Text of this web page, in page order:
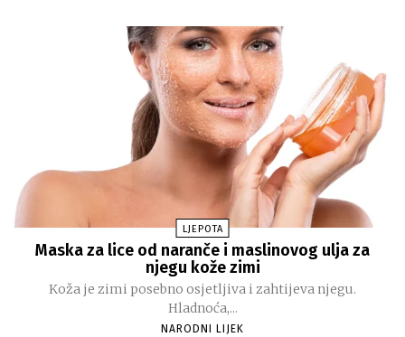
LJEPOTA
Maska za lice od naranče i maslinovog ulja za
njegu kože zimi
Koža je zimi posebno osjetljiva i zahtijeva njegu.
Hladnoća,...
NARODNI LIJEK